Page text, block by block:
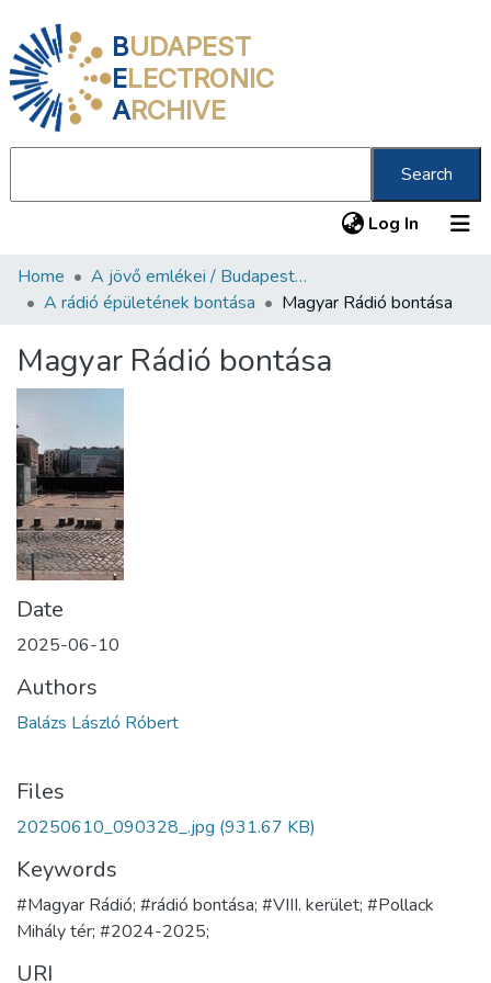
BUDAPEST
ELECTRONIC
ARCHIVE
Search
Log In (current)
Communities & Collections
Statistics
Home
A jövő emlékei / Budapest ma
A rádió épületének bontása
Magyar Rádió bontása
Magyar Rádió bontása
Date
2025-06-10
Authors
Balázs László Róbert
Files
20250610_090328_.jpg (931.67 KB)
Keywords
#Magyar Rádió; #rádió bontása; #VIII. kerület; #Pollack
Mihály tér; #2024-2025;
URI